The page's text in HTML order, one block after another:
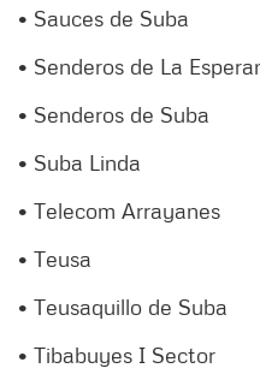
• Sauces de Suba
• Senderos de La
• Senderos de Suba
• Suba Linda
• Telecom Arrayanes
• Teusa
• Teusaquillo de Suba
• Tibabuyes I Sector